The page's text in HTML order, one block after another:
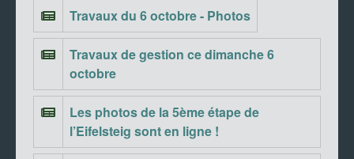
Travaux du 6 octobre - Photos
Travaux de gestion ce dimanche 6
octobre
Les photos de la 5ème étape de
l’Eifelsteig sont en ligne !